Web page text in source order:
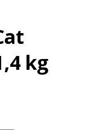
kg